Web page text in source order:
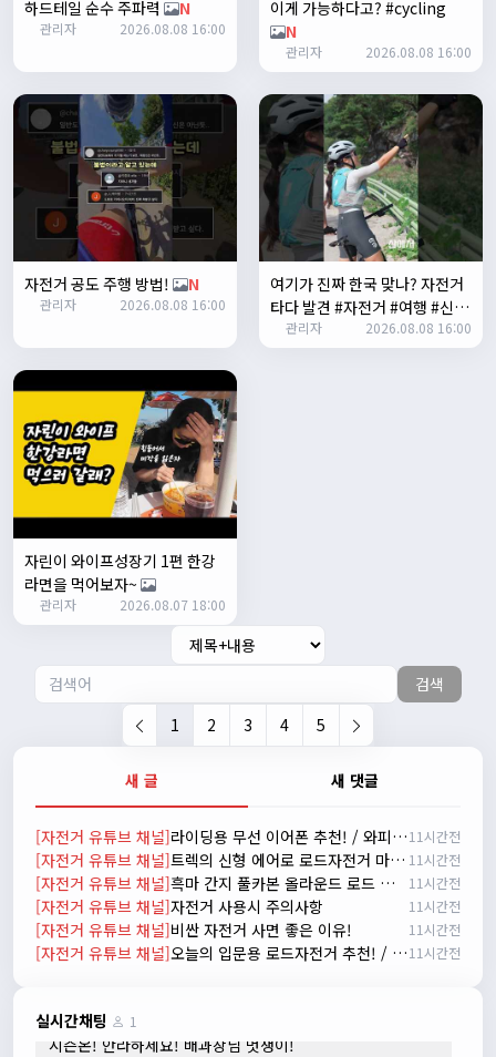
새 글 새 댓글
[자전거 유튜브 채널] 라이딩용 무선 이어폰 추천! / 와피크 RS3 리뷰11시간전
[자전거 유튜브 채널] 트렉의 신형 에어로 로드자전거 마돈 SLR 9 실물 리뷰 11시간전
[자전거 유튜브 채널] 흑마 간지 풀카본 올라운드 로드 자전거 가성비 2021 메리다 스컬트라 4000/105구동계 유압식 디스크 브레이크 11시간전
[자전거 유튜브 채널]자전거 사용시 주의사항 11시간전
[자전거 유튜브 채널]비싼 자전거 사면 좋은 이유! 11시간전
[자전거 유튜브 채널] 오늘의 입문용 로드자전거 추천! / 자바 라피다11시간전
실시간채팅 1
좌측 로고(메인 대문) 누르면 홈으로 이동할때 왼쪽으로 가서
눌러야 해서 불편하네요. 가운데에 있거나 빈공간을 눌러도
메인으로 이동하게 해주실수 있나요>?
관리자 16:50:47
한번 확인해보겠습니다 :)
2/8/2025
명신이10:43:01
너무 추워요
2/10/2025
부두게이 BRBR09:54:20
잔차나라 화이팅!!
관리자 10:15:31
감사합니다 파이팅!!!!
2/14/2025
서준22:03:11
저 첫 로드로 힉스 바버비 살려하는데 괜찮나요?
2/16/2025
자출조아15:14:23
시즌온 하신 분들 모두 안라하세요~~
시즌온이랑 안라가 몬가요?
진우01:50:08
시즌온은 시즌이 시작됬다는거고 안라는 안전한 라이딩으로
자출조아
2/20/2025
시즌이 곧 다가오네요 ^^ 모두 안전한 라이딩 하시기 바랍니
다
2/22/2025
자출조아18:44:23
넵!! 잔차나라도 시즌온과 함께 바쁜 하루하루 보내세요~~
3/1/2025
자출조아08:54:33
수도권은 3.1절 연휴 비소식...ㅠ ㅠ
JIWOON23:26:13
시즌온! 안라하세요! 배과장님 멋쟁이!
하드테일 순수 주파력 N
관리자 2026.08.08 16:00
이게 가능하다고? #cycling
N
관리자 2026.08.08 16:00
자전거 공도 주행 방법! N
관리자 2026.08.08 16:00
여기가 진짜 한국 맞나? 자전거
타다 발견 #자전거 #여행 #신기
한곳
N
관리자 2026.08.08 16:00
자린이 와이프성장기 1편 한강
라면을 먹어보자~
관리자 2026.08.07 18:00
검색
1
2 3 4 5